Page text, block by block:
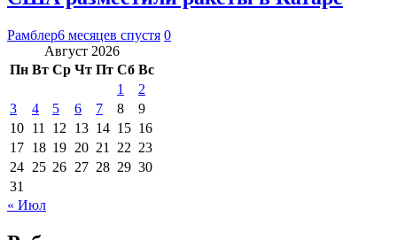
Рамблер6 месяцев спустя 0
Август 2026
Пн Вт Ср Чт Пт Сб Вс
1
2
3
4 5 6 7 8
9
10 11 12 13 14 15 16
17 18 19 20 21 22 23
24 25 26 27 28 29 30
31
« Июл